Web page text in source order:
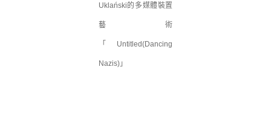
Uklański的多媒體裝置
藝術
「Untitled(Dancing
Nazis)」